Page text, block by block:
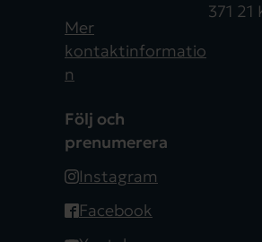
Mer
kontaktinformatio
n
371 21
Följ och
prenumerera
Instagram
Facebook